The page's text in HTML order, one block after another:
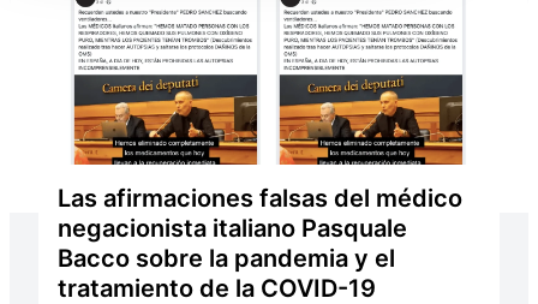
Las afirmaciones falsas del médico
negacionista italiano Pasquale
Bacco sobre la pandemia y el
tratamiento de la COVID-19